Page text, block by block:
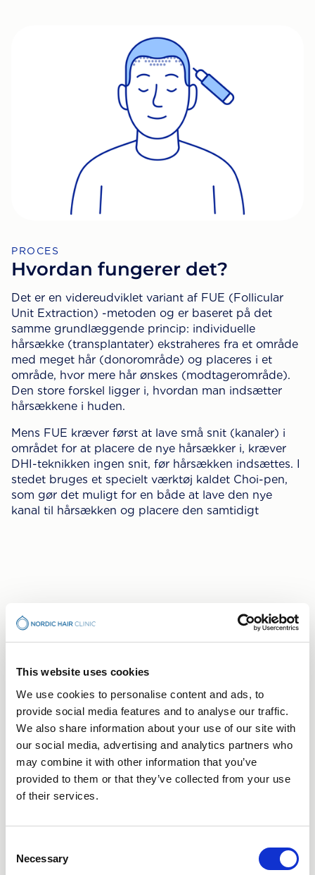
This website uses cookies
We use cookies to personalise content and ads, to
provide social media features and to analyse our traffic.
We also share information about your use of our site with
our social media, advertising and analytics partners who
may combine it with other information that you’ve
provided to them or that they’ve collected from your use
of their services.
Selection
Necessary
PROCES
Hvordan fungerer det?
Det er en videreudviklet variant af FUE (Follicular
Unit Extraction) -metoden og er baseret på det
samme grundlæggende princip: individuelle
hårsække (transplantater) ekstraheres fra et område
med meget hår (donorområde) og placeres i et
område, hvor mere hår ønskes (modtagerområde).
Den store forskel ligger i, hvordan man indsætter
hårsækkene i huden.
Mens FUE kræver først at lave små snit (kanaler) i
området for at placere de nye hårsækker i, kræver
DHI-teknikken ingen snit, før hårsækken indsættes. I
stedet bruges et specielt værktøj kaldet Choi-pen,
som gør det muligt for en både at lave den nye
kanal til hårsækken og placere den samtidigt
med dhi hos os
MINIMERER TRAUMER I HUDEN
ØGET PRÆCISION OG KONTROL